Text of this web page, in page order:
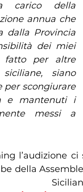
carico della
annua che
dalla Provincia
dei miei
fatto per altre
siano
per scongiurare
e mantenuti i
messi a
l’audizione ci
della